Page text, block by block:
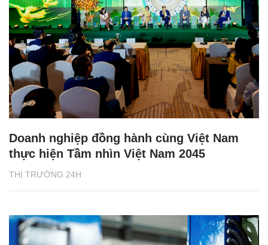
THỊ TRƯỜNG 24H
Doanh nghiệp đồng hành cùng Việt Nam
thực hiện Tầm nhìn Việt Nam 2045